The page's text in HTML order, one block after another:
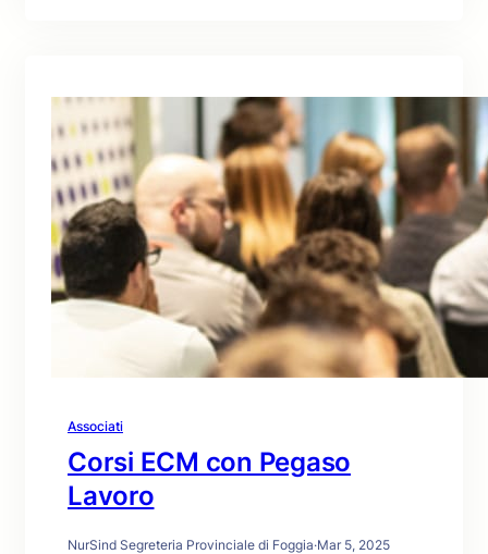
Associati
Corsi ECM con Pegaso
Lavoro
NurSind Segreteria Provinciale di Foggia·Mar 5, 2025